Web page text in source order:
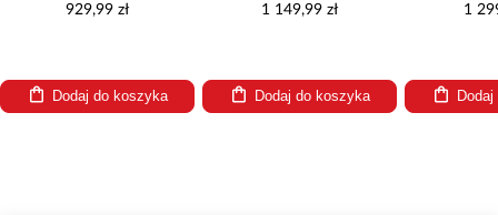
929,99 zł
Dodaj do koszyka
1 149,99 zł
Dodaj do koszyka
1